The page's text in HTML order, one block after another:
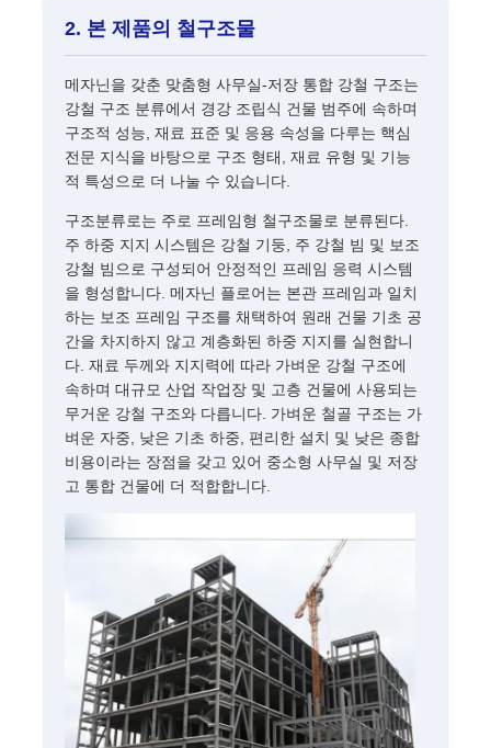
2. 본 제품의 철구조물
메자닌을 갖춘 맞춤형 사무실-저장 통합 강철 구조는
강철 구조 분류에서 경강 조립식 건물 범주에 속하며
구조적 성능, 재료 표준 및 응용 속성을 다루는 핵심
전문 지식을 바탕으로 구조 형태, 재료 유형 및 기능
적 특성으로 더 나눌 수 있습니다.
구조분류로는 주로 프레임형 철구조물로 분류된다.
주 하중 지지 시스템은 강철 기둥, 주 강철 빔 및 보조
강철 빔으로 구성되어 안정적인 프레임 응력 시스템
을 형성합니다. 메자닌 플로어는 본관 프레임과 일치
하는 보조 프레임 구조를 채택하여 원래 건물 기초 공
간을 차지하지 않고 계층화된 하중 지지를 실현합니
다. 재료 두께와 지지력에 따라 가벼운 강철 구조에
속하며 대규모 산업 작업장 및 고층 건물에 사용되는
무거운 강철 구조와 다릅니다. 가벼운 철골 구조는 가
벼운 자중, 낮은 기초 하중, 편리한 설치 및 낮은 종합
비용이라는 장점을 갖고 있어 중소형 사무실 및 저장
고 통합 건물에 더 적합합니다.